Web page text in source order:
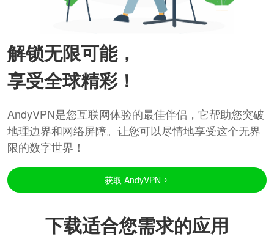
解锁无限可能，
享受全球精彩！
AndyVPN是您互联网体验的最佳伴侣，它帮助您突破
地理边界和网络屏障。让您可以尽情地享受这个无界
限的数字世界！
获取 AndyVPN
下载适合您需求的应用